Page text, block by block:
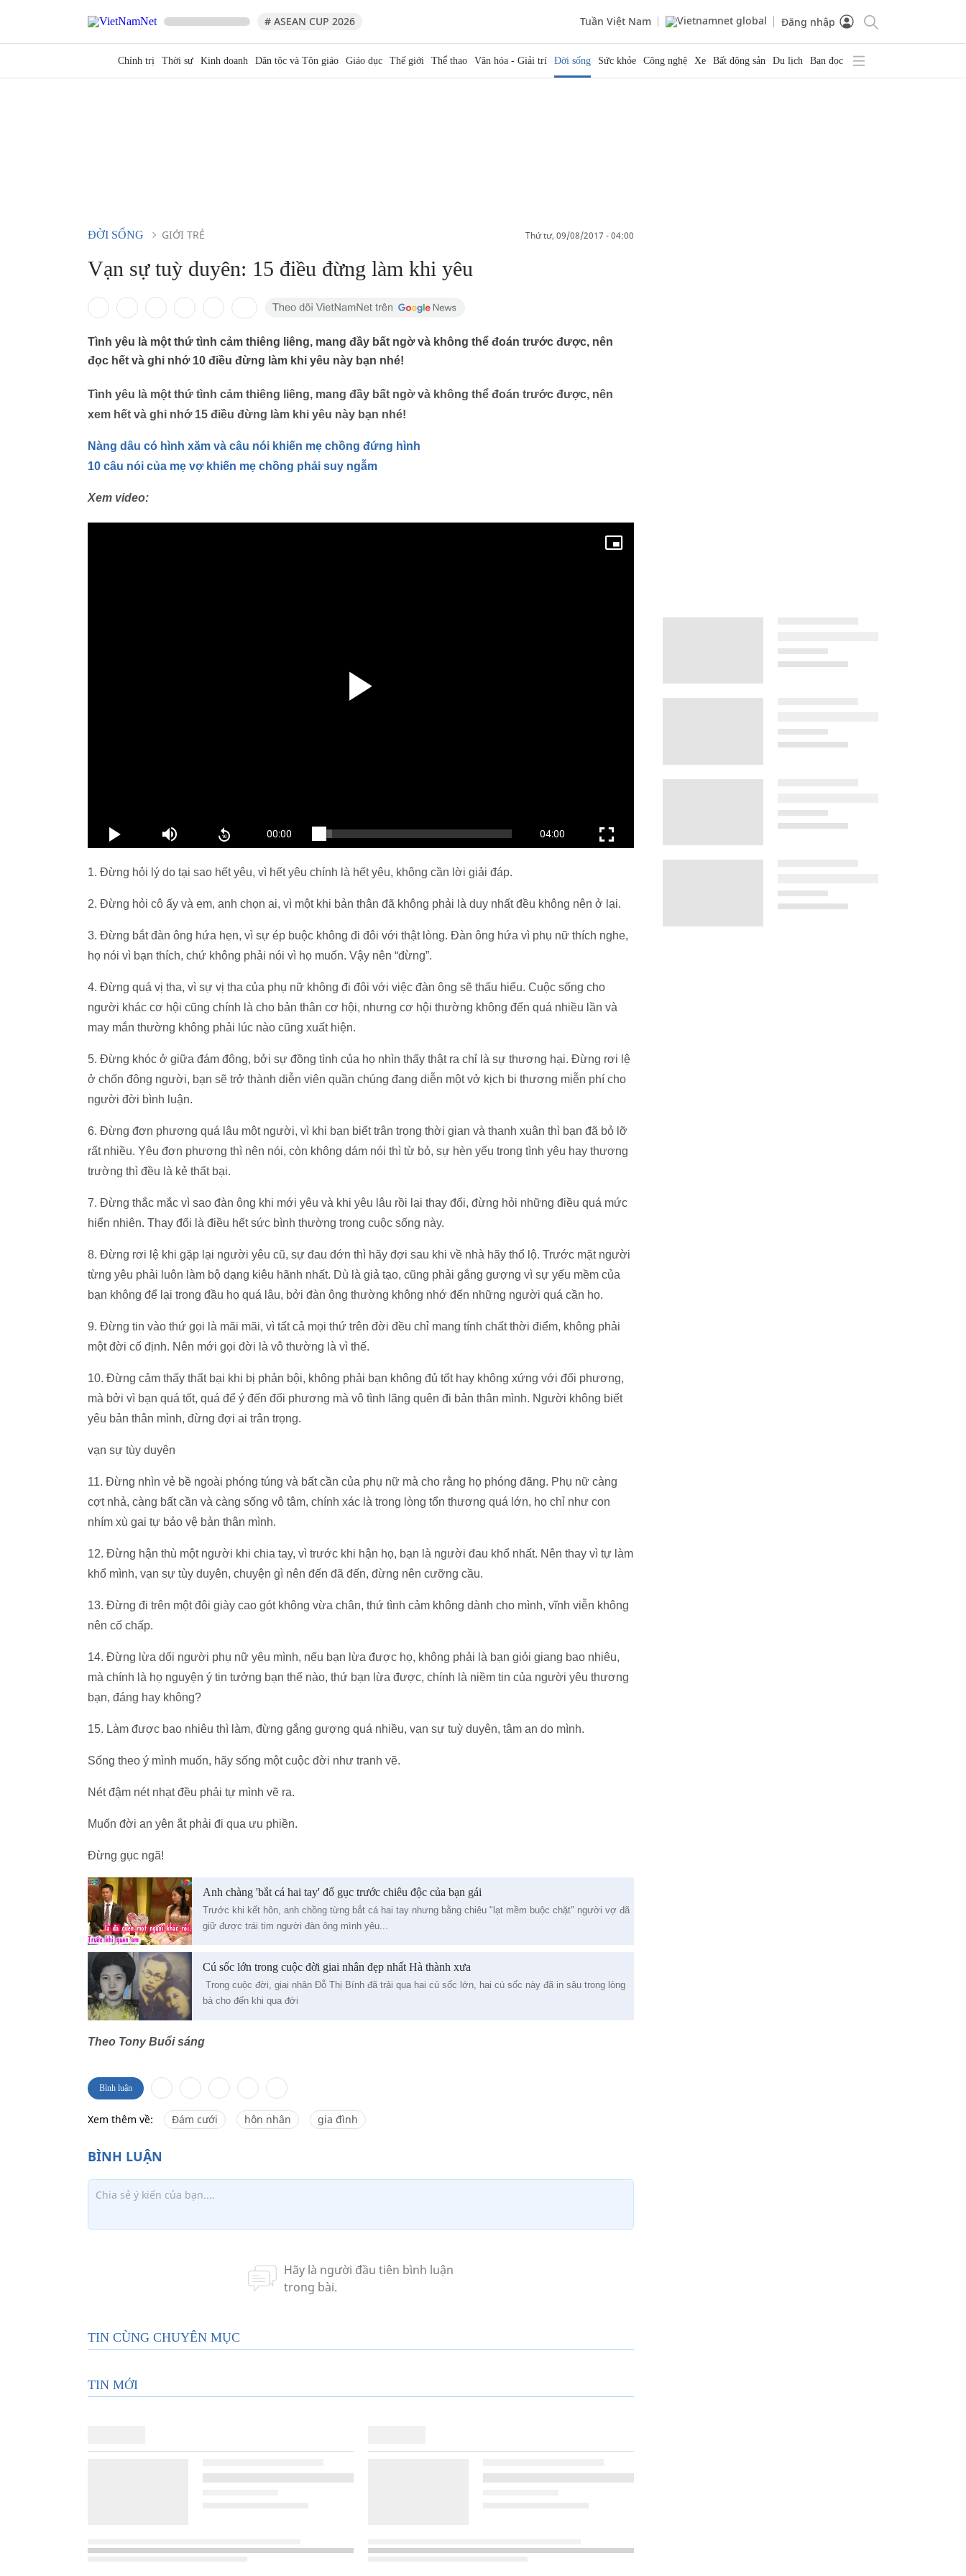
# ASEAN CUP 2026 Tuần Việt Nam Đăng nhập
Chính trị Thời sự Kinh doanh Dân tộc và Tôn giáo Giáo dục Thế giới Thể thao Văn hóa - Giải trí Đời sống Sức khỏe Công nghệ Xe Bất động sản Du lịch Bạn đọc
ĐỜI SỐNG GIỚI TRẺ thứ tư, 09/08/2017 - 04:00
Vạn sự tuỳ duyên: 15 điều đừng làm khi yêu
Tình yêu là một thứ tình cảm thiêng liêng, mang đầy bất ngờ và không thể đoán trước được, nên
đọc hết và ghi nhớ 10 điều đừng làm khi yêu này bạn nhé!
Tình yêu là một thứ tình cảm thiêng liêng, mang đầy bất ngờ và không thể đoán trước được, nên
xem hết và ghi nhớ 15 điều đừng làm khi yêu này bạn nhé!
Nàng dâu có hình xăm và câu nói khiến mẹ chồng đứng hình
10 câu nói của mẹ vợ khiến mẹ chồng phải suy ngẫm
Xem video:
1. Đừng hỏi lý do tại sao hết yêu, vì hết yêu chính là hết yêu, không cần lời giải đáp.
2. Đừng hỏi cô ấy và em, anh chọn ai, vì một khi bản thân đã không phải là duy nhất đều không nên ở lại.
3. Đừng bắt đàn ông hứa hẹn, vì sự ép buộc không đi đôi với thật lòng. Đàn ông hứa vì phụ nữ thích nghe,
họ nói vì bạn thích, chứ không phải nói vì họ muốn. Vậy nên “đừng”.
4. Đừng quá vị tha, vì sự vị tha của phụ nữ không đi đôi với việc đàn ông sẽ thấu hiểu. Cuộc sống cho
người khác cơ hội cũng chính là cho bản thân cơ hội, nhưng cơ hội thường không đến quá nhiều lần và
may mắn thường không phải lúc nào cũng xuất hiện.
5. Đừng khóc ở giữa đám đông, bởi sự đồng tình của họ nhìn thấy thật ra chỉ là sự thương hại. Đừng rơi lệ
ở chốn đông người, bạn sẽ trở thành diễn viên quần chúng đang diễn một vở kịch bi thương miễn phí cho
người đời bình luận.
6. Đừng đơn phương quá lâu một người, vì khi bạn biết trân trọng thời gian và thanh xuân thì bạn đã bỏ lỡ
rất nhiều. Yêu đơn phương thì nên nói, còn không dám nói thì từ bỏ, sự hèn yếu trong tình yêu hay thương
trường thì đều là kẻ thất bại.
7. Đừng thắc mắc vì sao đàn ông khi mới yêu và khi yêu lâu rồi lại thay đổi, đừng hỏi những điều quá mức
hiển nhiên. Thay đổi là điều hết sức bình thường trong cuộc sống này.
8. Đừng rơi lệ khi gặp lại người yêu cũ, sự đau đớn thì hãy đợi sau khi về nhà hãy thổ lộ. Trước mặt người
từng yêu phải luôn làm bộ dạng kiêu hãnh nhất. Dù là giả tạo, cũng phải gắng gượng vì sự yếu mềm của
bạn không để lại trong đầu họ quá lâu, bởi đàn ông thường không nhớ đến những người quá cần họ.
9. Đừng tin vào thứ gọi là mãi mãi, vì tất cả mọi thứ trên đời đều chỉ mang tính chất thời điểm, không phải
một đời cố định. Nên mới gọi đời là vô thường là vì thế.
10. Đừng cảm thấy thất bại khi bị phản bội, không phải bạn không đủ tốt hay không xứng với đối phương,
mà bởi vì bạn quá tốt, quá để ý đến đối phương mà vô tình lãng quên đi bản thân mình. Người không biết
yêu bản thân mình, đừng đợi ai trân trọng.
vạn sự tùy duyên
11. Đừng nhìn vẻ bề ngoài phóng túng và bất cần của phụ nữ mà cho rằng họ phóng đãng. Phụ nữ càng
cợt nhả, càng bất cần và càng sống vô tâm, chính xác là trong lòng tổn thương quá lớn, họ chỉ như con
nhím xù gai tự bảo vệ bản thân mình.
12. Đừng hận thù một người khi chia tay, vì trước khi hận họ, bạn là người đau khổ nhất. Nên thay vì tự làm
khổ mình, vạn sự tùy duyên, chuyện gì nên đến đã đến, đừng nên cưỡng cầu.
13. Đừng đi trên một đôi giày cao gót không vừa chân, thứ tình cảm không dành cho mình, vĩnh viễn không
nên cố chấp.
14. Đừng lừa dối người phụ nữ yêu mình, nếu bạn lừa được họ, không phải là bạn giỏi giang bao nhiêu,
mà chính là họ nguyện ý tin tưởng bạn thế nào, thứ bạn lừa được, chính là niềm tin của người yêu thương
bạn, đáng hay không?
15. Làm được bao nhiêu thì làm, đừng gắng gượng quá nhiều, vạn sự tuỳ duyên, tâm an do mình.
Sống theo ý mình muốn, hãy sống một cuộc đời như tranh vẽ.
Nét đậm nét nhạt đều phải tự mình vẽ ra.
Muốn đời an yên ắt phải đi qua ưu phiền.
Đừng gục ngã!
Anh chàng 'bắt cá hai tay' đổ gục trước chiêu độc của bạn gái
Trước khi kết hôn, anh chồng từng bắt cá hai tay nhưng bằng chiêu "lạt mềm buộc chặt" người vợ đã
giữ được trái tim người đàn ông mình yêu...
Cú sốc lớn trong cuộc đời giai nhân đẹp nhất Hà thành xưa
Trong cuộc đời, giai nhân Đỗ Thị Bính đã trải qua hai cú sốc lớn, hai cú sốc này đã in sâu trong lòng
bà cho đến khi qua đời
Theo Tony Buổi sáng
Bình luận
Xem thêm về: Đám cưới hôn nhân gia đình
TIN CÙNG CHUYÊN MỤC
TIN MỚI